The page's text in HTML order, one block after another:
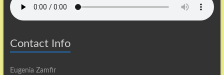
Contact Info
Eugenia Zamfir